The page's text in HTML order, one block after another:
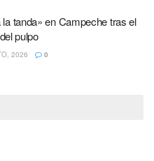
tanda» en Campeche tras el
pulpo
2026 0